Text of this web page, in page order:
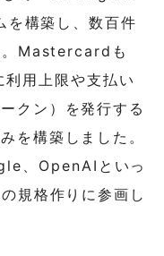
構築し、数百件
。Mastercardも
用上限や支払い
クン）を発行する
を構築しました。
、OpenAIといっ
規格作りに参画し